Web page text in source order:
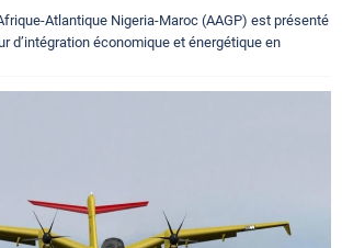
Atlantique Nigeria-Maroc (AAGP) est présenté
d’intégration économique et énergétique en